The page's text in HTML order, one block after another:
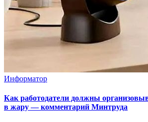
Информатор
Как работодатели должны
в жару — комментарий Минтруда